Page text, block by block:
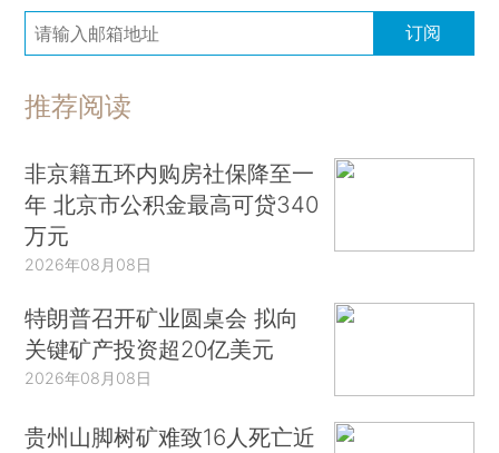
订阅
推荐阅读
非京籍五环内购房社保降至一
年 北京市公积金最高可贷340
万元
2026年08月08日
特朗普召开矿业圆桌会 拟向
关键矿产投资超20亿美元
2026年08月08日
贵州山脚树矿难致16人死亡近